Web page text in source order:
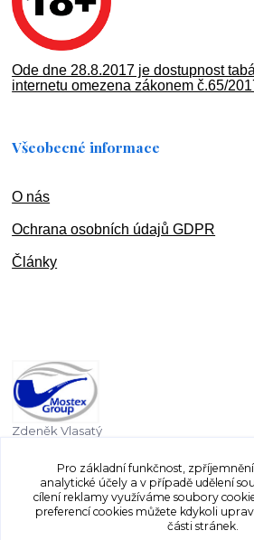
Ode dne 28.8.2017 je dostupnost
internetu omezena zákonem č.65/
Všeobecné informace
O nás
Ochrana osobních údajů GDPR
Články
Zdeněk Vlasatý
vlasaty.zdenek@centrum.cz
Pro základní funkčnost,
analytické účely a v případě udělení
cílení reklamy využíváme soubory
preferencí cookies můžete kdykoli
části stránek.